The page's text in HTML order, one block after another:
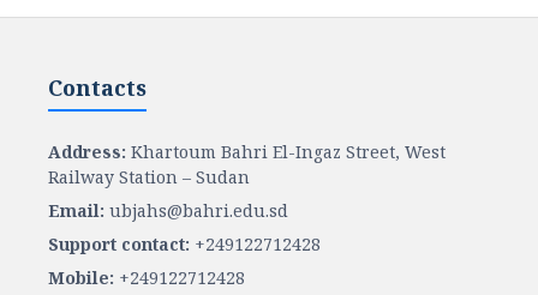
Contacts
Address: Khartoum Bahri El-Ingaz Street, West
Railway Station – Sudan
Email: ubjahs@bahri.edu.sd
Support contact: +249122712428
Mobile: +249122712428